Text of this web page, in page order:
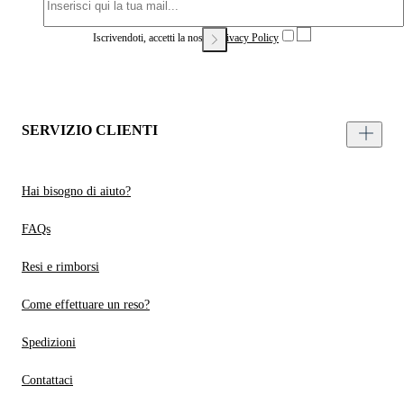
Iscrivendoti, accetti la nostraPrivacy Policy
SERVIZIO CLIENTI
Hai bisogno di aiuto?
FAQs
Resi e rimborsi
Come effettuare un reso?
Spedizioni
Contattaci